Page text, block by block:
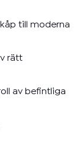
till moderna
rätt
av befintliga